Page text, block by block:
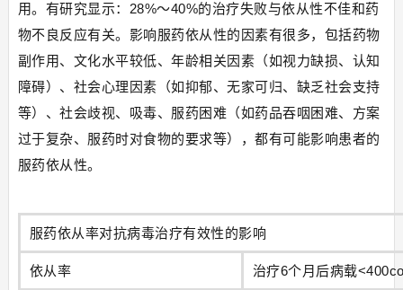
用。有研究显示：28%～40%的治疗失败与依从性不佳和药
物不良反应有关。影响服药依从性的因素有很多，包括药物
副作用、文化水平较低、年龄相关因素（如视力缺损、认知
障碍）、社会心理因素（如抑郁、无家可归、缺乏社会支持
等）、社会歧视、吸毒、服药困难（如药品吞咽困难、方案
过于复杂、服药时对食物的要求等），都有可能影响患者的
服药依从性。
服药依从率对抗病毒治疗有效性的影响
依从率 治疗6个月后病载